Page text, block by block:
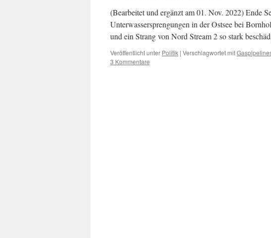
(Bearbeitet und ergänzt am 01. Nov. 2022) Ende
Unterwassersprengungen in der Ostsee bei
und ein Strang von Nord Stream 2 so stark
Veröffentlicht unter Politik | Verschlagwortet mit
3 Kommentare